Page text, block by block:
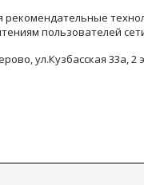
пользователей
ул.Кузбасская 33а, 2